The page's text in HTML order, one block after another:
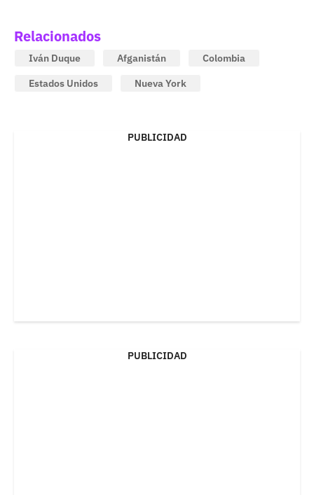
Relacionados
Iván Duque Afganistán
Colombia
Estados Unidos
Nueva York
PUBLICIDAD
PUBLICIDAD